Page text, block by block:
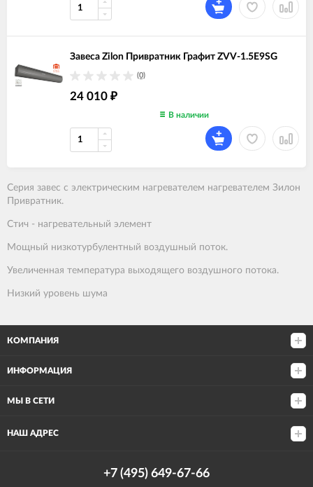
Завеса Zilon Привратник Графит ZVV-1.5E9SG
(0)
24 010 ₽
В наличии
Серия завес с электрическим нагревателем нагревателем Зилон
Привратник.
Стич - нагревательный элемент
Мощный низкотурбулентный воздушный поток.
Увеличенная температура выходящего воздушного потока.
Низкий уровень шума
КОМПАНИЯ
ИНФОРМАЦИЯ
МЫ В СЕТИ
НАШ АДРЕС
+7 (495) 649-67-66